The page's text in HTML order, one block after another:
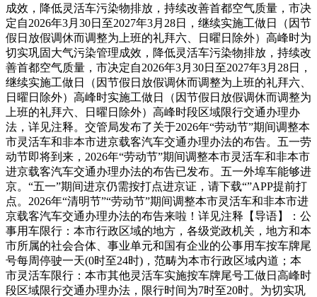
成效，降低灵活车污染物排放，持续改善首都空气质量，市决
定自2026年3月30日至2027年3月28日，继续实施工做日（因节
假日放假调休而调整为上班的礼拜六、日曜日除外）高峰时为
切实巩固大气污染管理成效，降低灵活车污染物排放，持续改
善首都空气质量，市决定自2026年3月30日至2027年3月28日，
继续实施工做日（因节假日放假调休而调整为上班的礼拜六、
日曜日除外）高峰时实施工做日（因节假日放假调休而调整为
上班的礼拜六、日曜日除外）高峰时段区域限行交通办理办
法，详见注释。交管局发布了关于2026年“劳动节”期间调整本
市灵活车和非本市进京载客汽车交通办理办法的布告。五一劳
动节即将到来，2026年“劳动节”期间调整本市灵活车和非本市
进京载客汽车交通办理办法的布告已发布。五一外埠车能够进
京。“五一”期间进京仍需按打点进京证，请下载“”APP提前打
点。2026年“清明节”“劳动节”期间调整本市灵活车和非本市进
京载客汽车交通办理办法的布告来啦！详见注释【导语】：公
事用车限行：本市行政区域的地方，各级党政机关，地方和本
市所属的社会合体、事业单元和国有企业的公事用车按车牌尾
号每周停驶一天(0时至24时)，范畴为本市行政区域内道；本
市灵活车限行：本市其他灵活车实施按车牌尾号工做日高峰时
段区域限行交通办理办法，限行时间为7时至20时。为切实巩